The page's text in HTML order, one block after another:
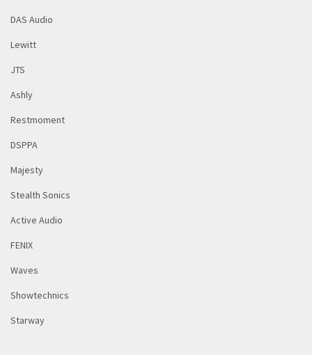
DAS Audio
Lewitt
JTS
Ashly
Restmoment
DSPPA
Majesty
Stealth Sonics
Active Audio
FENIX
Waves
Showtechnics
Starway